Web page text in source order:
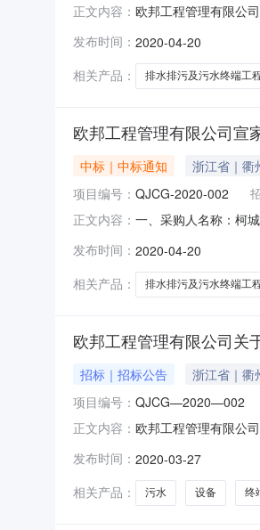
正文内容： 欧邦工程管理有限公
QJCG-2020-002四．
宣家村双塘头老村排
发布时间： 2020-04-20
相关产品：
排水排污及污水终端工
欧邦工程管理有限公司宣
中标｜中标通知
浙江省｜衢
项目编号： QJCG-2020-002
正文内容： 一、采购人名称：柯
商名称01宣家村双塘
其它
发布时间： 2020-04-20
相关产品：
排水排污及污水终端工
欧邦工程管理有限公司关
招标｜招标公告 浙江省｜衢
项目编号： QJCG—2020—002
正文内容： 欧邦工程管理有限公
参数见第三章《采购
发布时间： 2020-03-27
相关产品：
污水 设备 终